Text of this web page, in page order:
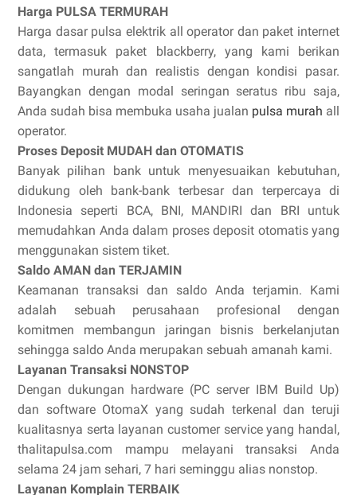
Harga PULSA TERMURAH
Harga dasar pulsa elektrik all operator dan paket internet
data, termasuk paket blackberry, yang kami berikan
sangatlah murah dan realistis dengan kondisi pasar.
Bayangkan dengan modal seringan seratus ribu saja,
Anda sudah bisa membuka usaha jualan pulsa murah all
operator.
Proses Deposit MUDAH dan OTOMATIS
Banyak pilihan bank untuk menyesuaikan kebutuhan,
didukung oleh bank-bank terbesar dan terpercaya di
Indonesia seperti BCA, BNI, MANDIRI dan BRI untuk
memudahkan Anda dalam proses deposit otomatis yang
menggunakan sistem tiket.
Saldo AMAN dan TERJAMIN
Keamanan transaksi dan saldo Anda terjamin. Kami
adalah sebuah perusahaan profesional dengan
komitmen membangun jaringan bisnis berkelanjutan
sehingga saldo Anda merupakan sebuah amanah kami.
Layanan Transaksi NONSTOP
Dengan dukungan hardware (PC server IBM Build Up)
dan software OtomaX yang sudah terkenal dan teruji
kualitasnya serta layanan customer service yang handal,
thalitapulsa.com mampu melayani transaksi Anda
selama 24 jam sehari, 7 hari seminggu alias nonstop.
Layanan Komplain TERBAIK